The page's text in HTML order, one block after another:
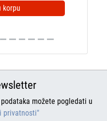
korpu
možete pogledati u
privatnosti"